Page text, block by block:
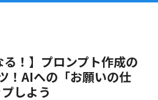
る！】プロンプト作成の
！AIへの「お願いの仕
しよう